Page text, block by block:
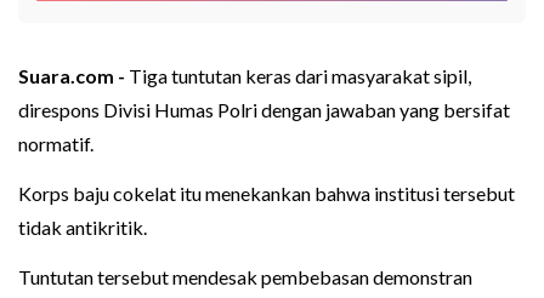
Suara.com - Tiga tuntutan keras dari masyarakat sipil,
direspons Divisi Humas Polri dengan jawaban yang bersifat
normatif.
Korps baju cokelat itu menekankan bahwa institusi tersebut
tidak antikritik.
Tuntutan tersebut mendesak pembebasan demonstran